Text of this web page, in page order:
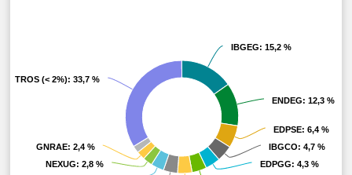
IBGEG: 15,2 %
IBGEG: 15,2 %
ENDEG: 12,3 %
ENDEG: 12,3 %
EDPSE: 6,4 %
EDPSE: 6,4 %
IBGCO: 4,7 %
IBGCO: 4,7 %
EDPGG: 4,3 %
EDPGG: 4,3 %
NEXUG: 2,8 %
NEXUG: 2,8 %
GNRAE: 2,4 %
GNRAE: 2,4 %
OTROS (< 2%): 33,7 %
OTROS (< 2%): 33,7 %